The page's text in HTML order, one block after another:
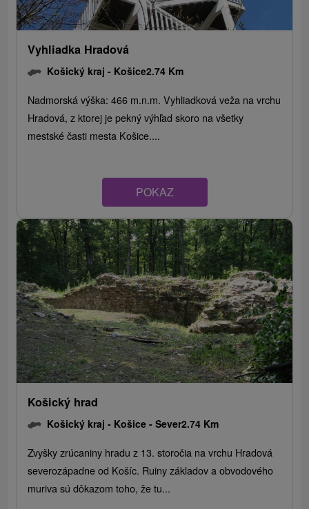
Vyhliadka Hradová
Košický kraj - Košice2.74 Km
Nadmorská výška: 466 m.n.m. Vyhliadková veža na vrchu
Hradová, z ktorej je pekný výhľad skoro na všetky
mestské časti mesta Košice....
POKAZ
Košický hrad
Košický kraj - Košice - Sever2.74 Km
Zvyšky zrúcaniny hradu z 13. storočia na vrchu Hradová
severozápadne od Košíc. Ruiny základov a obvodového
muriva sú dôkazom toho, že tu...